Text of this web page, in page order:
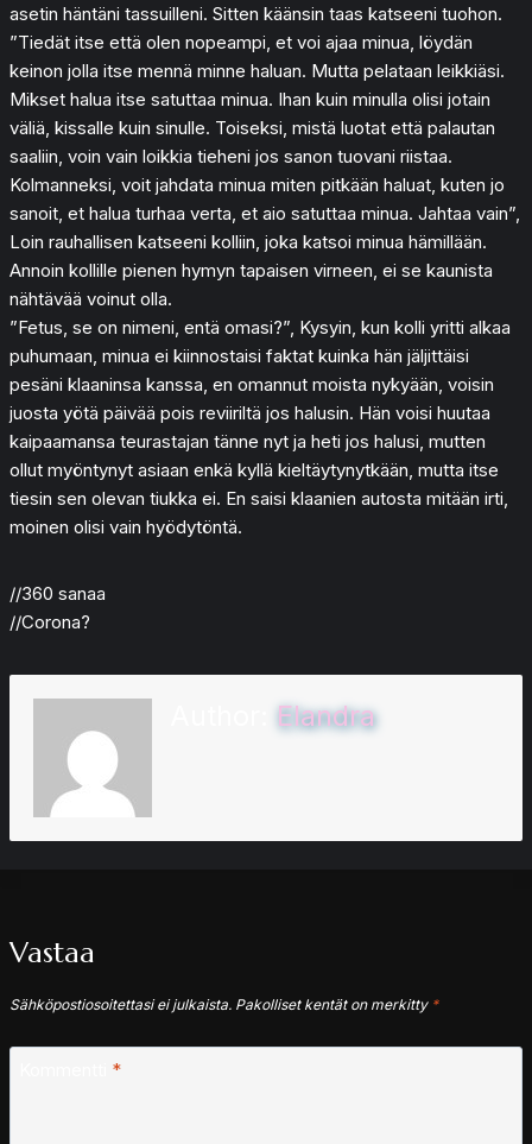
asetin häntäni tassuilleni. Sitten käänsin taas katseeni tuohon.
”Tiedät itse että olen nopeampi, et voi ajaa minua, löydän
keinon jolla itse mennä minne haluan. Mutta pelataan leikkiäsi.
Mikset halua itse satuttaa minua. Ihan kuin minulla olisi jotain
väliä, kissalle kuin sinulle. Toiseksi, mistä luotat että palautan
saaliin, voin vain loikkia tieheni jos sanon tuovani riistaa.
Kolmanneksi, voit jahdata minua miten pitkään haluat, kuten jo
sanoit, et halua turhaa verta, et aio satuttaa minua. Jahtaa vain”,
Loin rauhallisen katseeni kolliin, joka katsoi minua hämillään.
Annoin kollille pienen hymyn tapaisen virneen, ei se kaunista
nähtävää voinut olla.
”Fetus, se on nimeni, entä omasi?”, Kysyin, kun kolli yritti alkaa
puhumaan, minua ei kiinnostaisi faktat kuinka hän jäljittäisi
pesäni klaaninsa kanssa, en omannut moista nykyään, voisin
juosta yötä päivää pois reviiriltä jos halusin. Hän voisi huutaa
kaipaamansa teurastajan tänne nyt ja heti jos halusi, mutten
ollut myöntynyt asiaan enkä kyllä kieltäytynytkään, mutta itse
tiesin sen olevan tiukka ei. En saisi klaanien autosta mitään irti,
moinen olisi vain hyödytöntä.
//360 sanaa
//Corona?
Elandra
Vastaa
Sähköpostiosoitettasi ei julkaista. Pakolliset kentät on merkitty *
*